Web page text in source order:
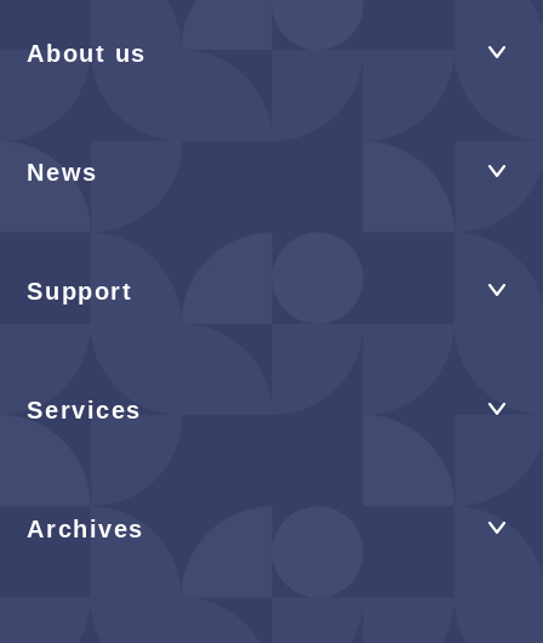
About us
News
Support
Services
Archives